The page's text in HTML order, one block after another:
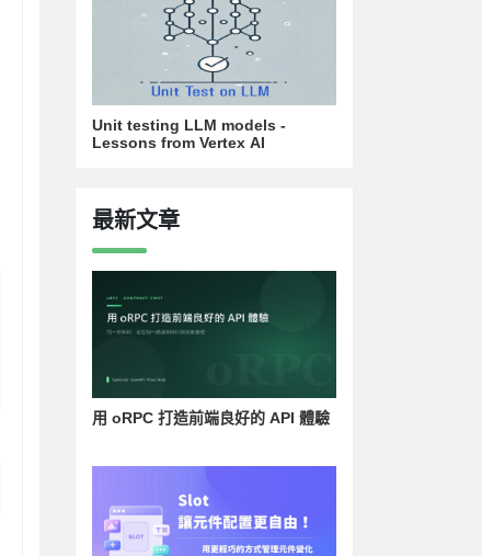
Unit testing LLM models -
Lessons from Vertex AI
最新文章
用 oRPC 打造前端良好的 API 體驗